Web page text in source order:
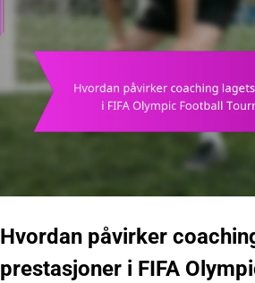
Hvordan påvirker
prestasjoner i FIFA